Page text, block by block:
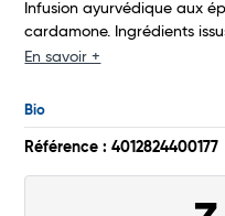
Infusion ayurvédique aux
cardamone. Ingrédients
En savoir +
Bio
Référence : 4012824400177